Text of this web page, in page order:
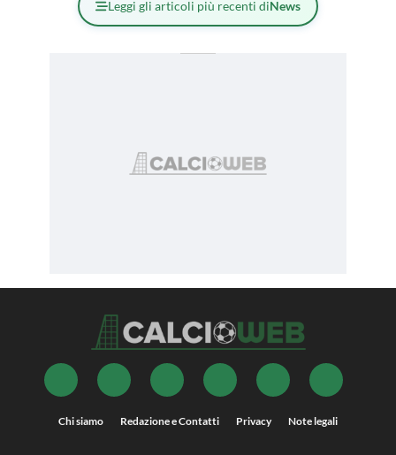
Leggi gli articoli più recenti diNews
Chi siamo Redazione e Contatti Privacy Note legali